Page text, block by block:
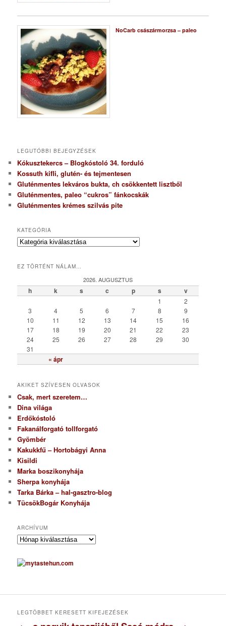
NoCarb császármorzsa – paleo
LEGUTÓBBI BEJEGYZÉSEK
Kókusztekercs – Blogkóstoló 34. forduló
Kossuth kifli, glutén- és tejmentesen
Gluténmentes lekváros bukta, ch csökkentett lisztből
Gluténmentes, paleo “cukros” fánkocskák
Gluténmentes krémes szilvás pite
KATEGÓRIA
K
e
r
EZ TÖRTÉNT NÁLAM…
2026. AUGUSZTUS
h k s c p s v
« ápr
1
2
3
4 5 6 7 8
9
10
11 12 13 14 15
16
17
18 19 20 21 22
23
24
25 26 27 28 29
30
31
AKIKET SZÍVESEN OLVASOK
Csak, mert szeretem…
Dina világa
Erdőkóstoló
Fakanálforgató tollforgató
Gyömbér
Kakukkfű – Hortobágyi Anna
Kisildi
Marka boszikonyhája
Sherpa konyhája
Tarka Bárka – hal-gasztro-blog
TücsökBogár Konyhája
ARCHÍVUM
A
c
h
u
LEGTÖBBET KERESETT KIFEJEZÉSEK